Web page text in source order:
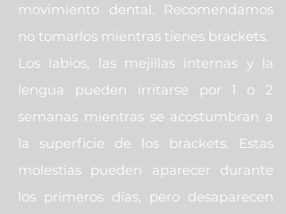
movimiento dental. Recomendamos
no tomarlos mientras tienes brackets.
Los labios, las mejillas internas y la
lengua pueden irritarse por 1 o 2
semanas mientras se acostumbran a
la superficie de los brackets. Estas
molestias pueden aparecer durante
los primeros días, pero desaparecen